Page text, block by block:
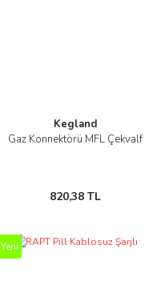
Kegland
Gaz Konnektörü MFL Çekvalf
820,38 TL
Yeni